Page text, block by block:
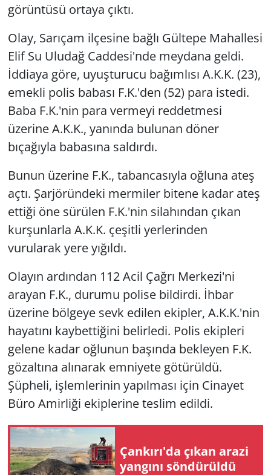
görüntüsü ortaya çıktı.
Olay, Sarıçam ilçesine bağlı Gültepe Mahallesi
Elif Su Uludağ Caddesi'nde meydana geldi.
İddiaya göre, uyuşturucu bağımlısı A.K.K. (23),
emekli polis babası F.K.'den (52) para istedi.
Baba F.K.'nin para vermeyi reddetmesi
üzerine A.K.K., yanında bulunan döner
bıçağıyla babasına saldırdı.
Bunun üzerine F.K., tabancasıyla oğluna ateş
açtı. Şarjöründeki mermiler bitene kadar ateş
ettiği öne sürülen F.K.'nin silahından çıkan
kurşunlarla A.K.K. çeşitli yerlerinden
vurularak yere yığıldı.
Olayın ardından 112 Acil Çağrı Merkezi'ni
arayan F.K., durumu polise bildirdi. İhbar
üzerine bölgeye sevk edilen ekipler, A.K.K.'nin
hayatını kaybettiğini belirledi. Polis ekipleri
gelene kadar oğlunun başında bekleyen F.K.
gözaltına alınarak emniyete götürüldü.
Şüpheli, işlemlerinin yapılması için Cinayet
Büro Amirliği ekiplerine teslim edildi.
Çankırı'da çıkan arazi
yangını söndürüldü